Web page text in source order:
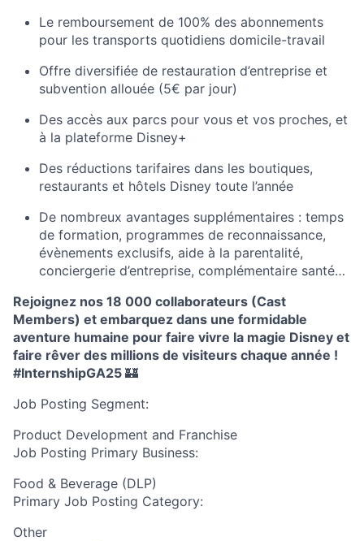
Le remboursement de 100% des abonnements
pour les transports quotidiens domicile-travail
Offre diversifiée de restauration d’entreprise et
subvention allouée (5€ par jour)
Des accès aux parcs pour vous et vos proches, et
à la plateforme Disney+
Des réductions tarifaires dans les boutiques,
restaurants et hôtels Disney toute l’année
De nombreux avantages supplémentaires : temps
de formation, programmes de reconnaissance,
évènements exclusifs, aide à la parentalité,
conciergerie d’entreprise, complémentaire santé…
Rejoignez nos 18 000 collaborateurs (Cast
Members) et embarquez dans une formidable
aventure humaine pour faire vivre la magie Disney et
faire rêver des millions de visiteurs chaque année !
#InternshipGA25 🏰
Job Posting Segment:
Product Development and Franchise
Job Posting Primary Business:
Food & Beverage (DLP)
Primary Job Posting Category:
Other